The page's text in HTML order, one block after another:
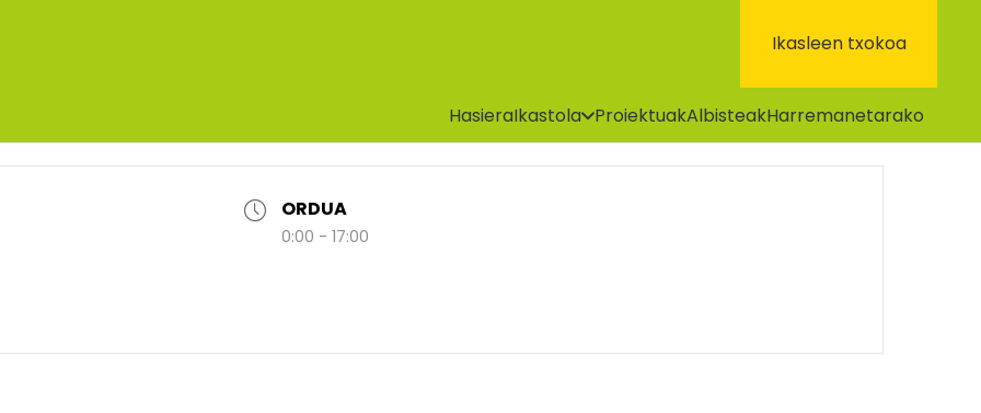
Ikasleen txokoa
HasieraIkastola ProiektuakAlbisteakHarremanetarako
ORDUA
0:00 - 17:00